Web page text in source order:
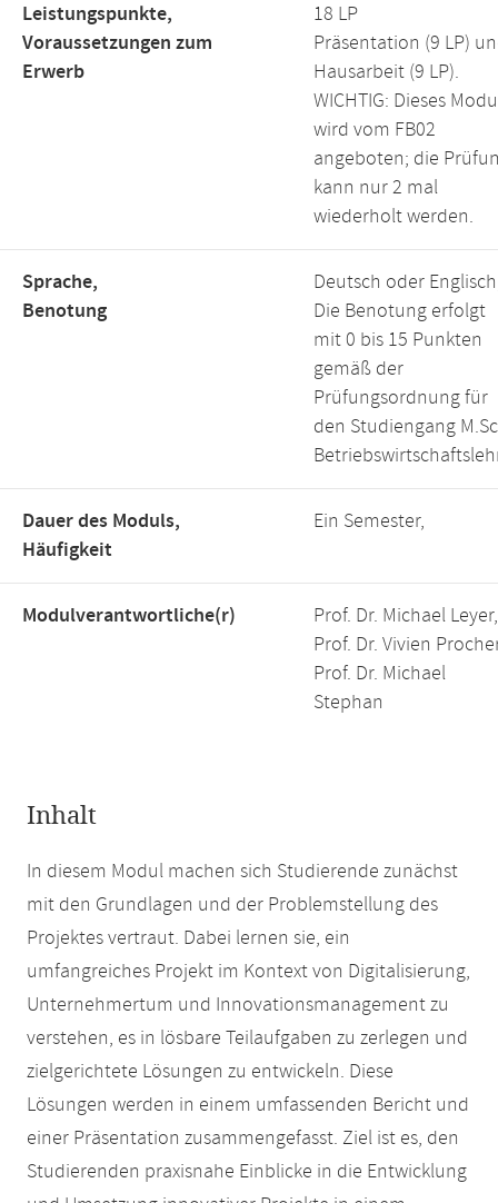
Leistungspunkte,
Voraussetzungen zum
Erwerb
18 LP
Präsentation (9 LP)
Hausarbeit (9 LP).
WICHTIG: Dieses
wird vom FB02
angeboten; die
kann nur 2 mal
wiederholt werden.
Sprache,
Benotung
Deutsch oder
Die Benotung erfolgt
mit 0 bis 15 Punkten
gemäß der
Prüfungsordnung für
den Studiengang
Dauer des Moduls,
Häufigkeit
Ein Semester,
Modulverantwortliche(r)
Prof. Dr. Michael Leyer,
Prof. Dr. Vivien
Prof. Dr. Michael
Stephan
Inhalt
In diesem Modul machen sich Studierende zunächst
mit den Grundlagen und der Problemstellung des
Projektes vertraut. Dabei lernen sie, ein
umfangreiches Projekt im Kontext von Digitalisierung,
Unternehmertum und Innovationsmanagement zu
verstehen, es in lösbare Teilaufgaben zu zerlegen und
zielgerichtete Lösungen zu entwickeln. Diese
Lösungen werden in einem umfassenden Bericht und
einer Präsentation zusammengefasst. Ziel ist es, den
Studierenden praxisnahe Einblicke in die Entwicklung